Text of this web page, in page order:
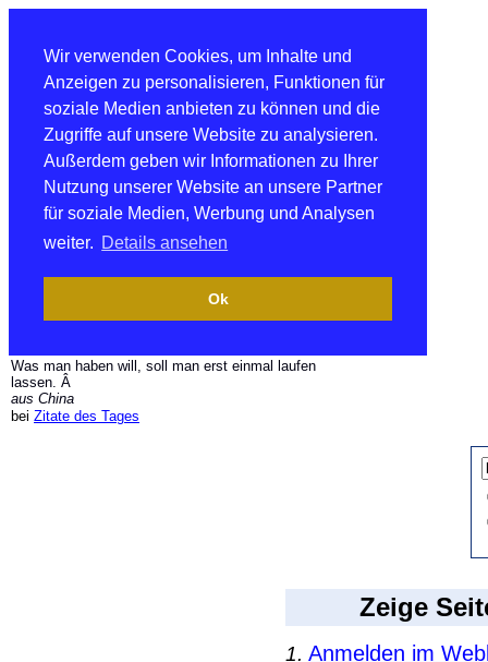
Wir verwenden Cookies, um Inhalte und
Anzeigen zu personalisieren, Funktionen für
soziale Medien anbieten zu können und die
Zugriffe auf unsere Website zu analysieren.
Außerdem geben wir Informationen zu Ihrer
Nutzung unserer Website an unsere Partner
für soziale Medien, Werbung und Analysen
weiter. Details ansehen
Ok
Was man haben will, soll man erst einmal laufen
lassen. Â
aus China
bei Zitate des Tages
Zeige
1. Anmelden im